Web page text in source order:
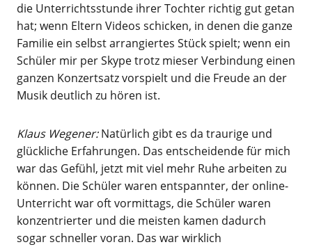
die Unterrichtsstunde ihrer Tochter richtig gut getan
hat; wenn Eltern Videos schicken, in denen die ganze
Familie ein selbst arrangiertes Stück spielt; wenn ein
Schüler mir per Skype trotz mieser Verbindung einen
ganzen Konzertsatz vorspielt und die Freude an der
Musik deutlich zu hören ist.
Klaus Wegener:Natürlich gibt es da traurige und
glückliche Erfahrungen. Das entscheidende für mich
war das Gefühl, jetzt mit viel mehr Ruhe arbeiten zu
können. Die Schüler waren entspannter, der online-
Unterricht war oft vormittags, die Schüler waren
konzentrierter und die meisten kamen dadurch
sogar schneller voran. Das war wirklich